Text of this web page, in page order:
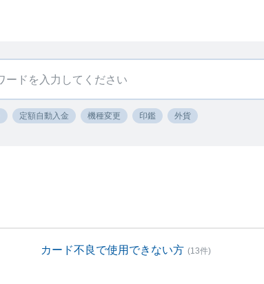
定額自動入金 機種変更 印鑑 外貨
カード不良で使用できない方 (13件)